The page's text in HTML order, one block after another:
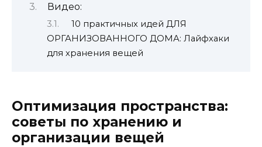
Видео:
10 практичных идей ДЛЯ
ОРГАНИЗОВАННОГО ДОМА: Лайфхаки
для хранения вещей
Оптимизация пространства:
советы по хранению и
организации вещей